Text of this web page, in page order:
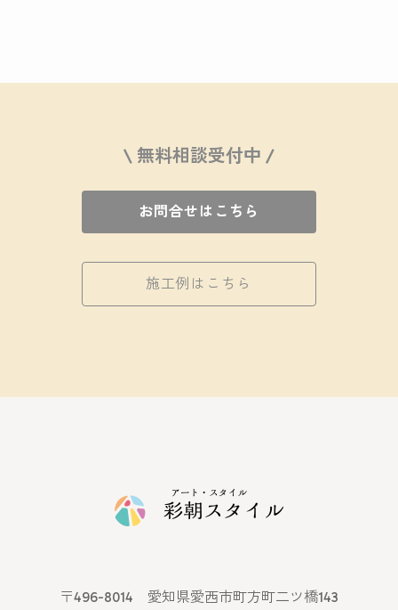
\ 無料相談受付中 /
お問合せはこちら
施工例はこちら
〒496-8014 愛知県愛西市町方町二ツ橋143